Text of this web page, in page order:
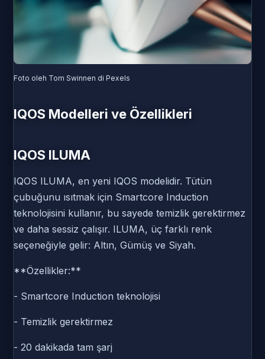
Foto oleh Tom Swinnen di Pexels
IQOS Modelleri ve Özellikleri
IQOS ILUMA
IQOS ILUMA, en yeni IQOS modelidir. Tütün
çubuğunu ısıtmak için Smartcore Induction
teknolojisini kullanır, bu sayede temizlik gerektirmez
ve daha sessiz çalışır. ILUMA, üç farklı renk
seçeneğiyle gelir: Altın, Gümüş ve Siyah.
**Özellikler:**
- Smartcore Induction teknolojisi
- Temizlik gerektirmez
- 20 dakikada tam şarj